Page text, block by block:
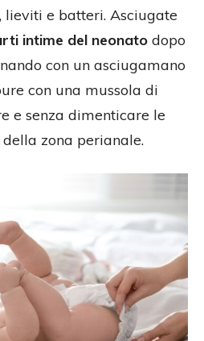
e batteri. Asciugate
intime del neonato dopo
con un asciugamano
con una mussola di
e senza dimenticare le
zona perianale.